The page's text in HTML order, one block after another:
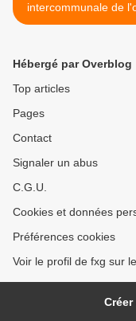
intercommunale de
de mer aux
Hébergé par Overblog
Top articles
Pages
Contact
Signaler un abus
C.G.U.
Cookies et données
Préférences cookies
Voir le profil de fxg sur